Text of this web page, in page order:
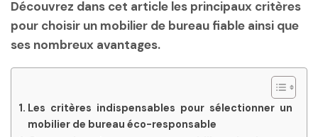
Découvrez dans cet article les principaux critères
pour choisir un mobilier de bureau fiable ainsi que
ses nombreux avantages.
Les critères indispensables pour sélectionner un
mobilier de bureau éco-responsable